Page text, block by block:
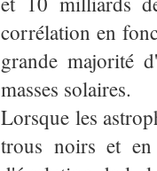
corrélation en
grande majorité
masses solaires.
Lorsque les
trous noirs et en